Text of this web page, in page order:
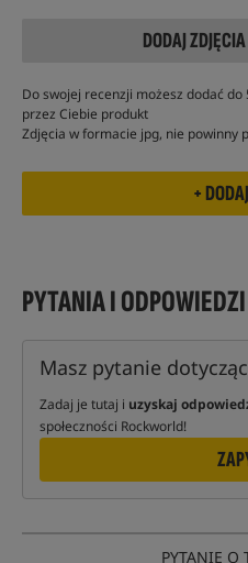
DODAJ
Do swojej recenzji możesz dodać
przez Ciebie produkt
Zdjęcia w formacie jpg, nie powinny
PYTANIA I ODPOWIEDZI
Masz pytanie
Zadaj je tutaj i uzyskaj
społeczności Rockworld!
PYTANIE O